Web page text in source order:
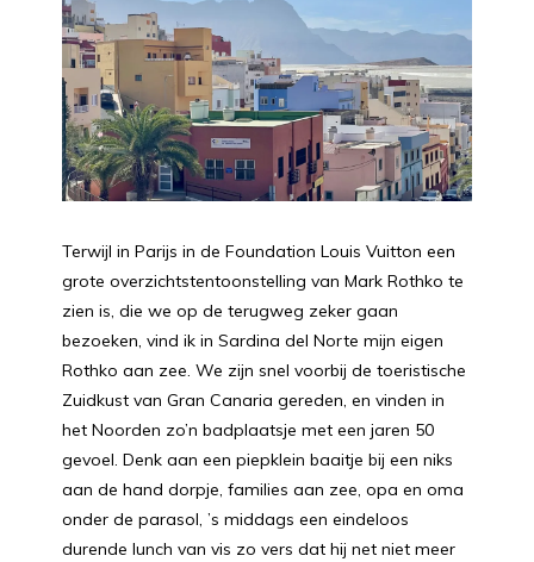
Terwijl in Parijs in de Foundation Louis Vuitton een
grote overzichtstentoonstelling van Mark Rothko te
zien is, die we op de terugweg zeker gaan
bezoeken, vind ik in Sardina del Norte mijn eigen
Rothko aan zee. We zijn snel voorbij de toeristische
Zuidkust van Gran Canaria gereden, en vinden in
het Noorden zo’n badplaatsje met een jaren 50
gevoel. Denk aan een piepklein baaitje bij een niks
aan de hand dorpje, families aan zee, opa en oma
onder de parasol, ’s middags een eindeloos
durende lunch van vis zo vers dat hij net niet meer